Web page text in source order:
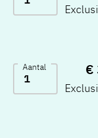
Aantal €